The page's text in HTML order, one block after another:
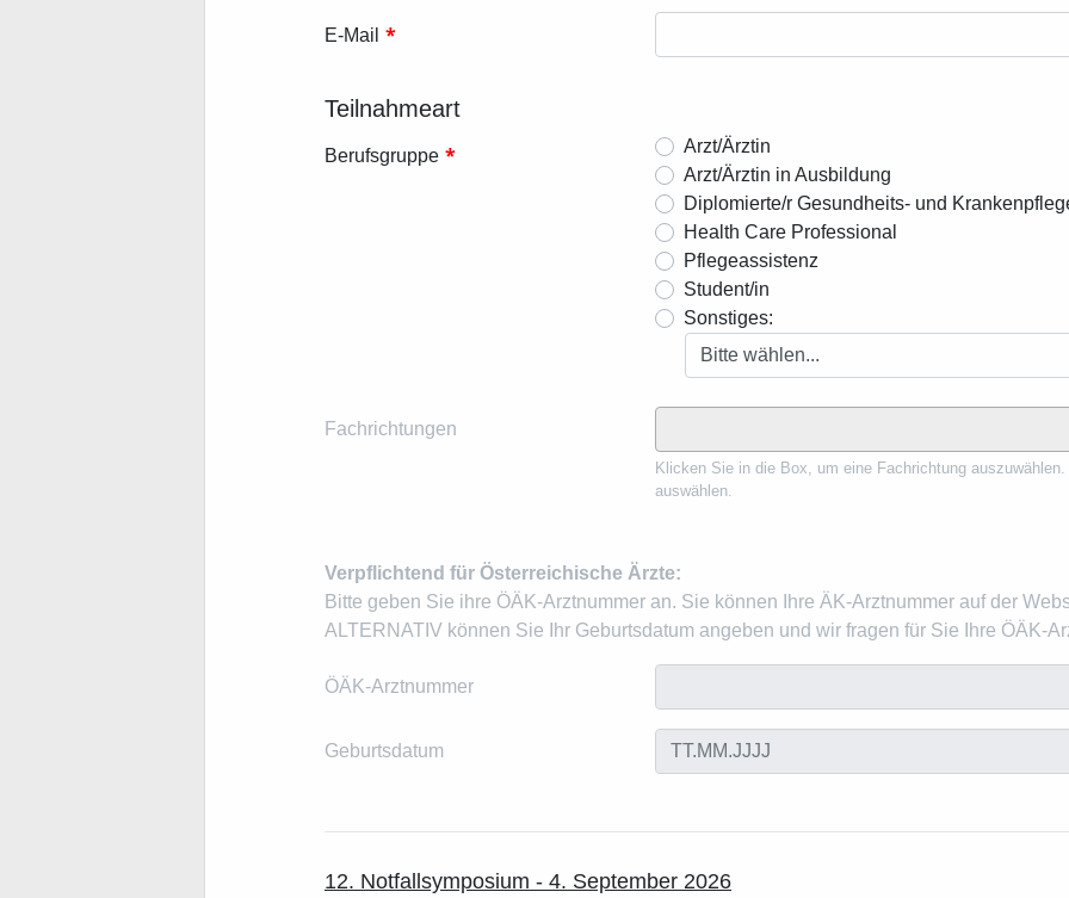
E-Mail *
Teilnahmeart
Berufsgruppe *
Arzt/Ärztin
Arzt/Ärztin in Ausbildung
Diplomierte/r Gesundheits- und
Health Care Professional
Pflegeassistenz
Student/in
Sonstiges:
Fachrichtungen
Klicken Sie in die Box, um eine Fachrichtung
auswählen.
Verpflichtend für Österreichische Ärzte:
Bitte geben Sie ihre ÖÄK-Arztnummer an. Sie können Ihre ÄK-Arztnummer auf der
ALTERNATIV können Sie Ihr Geburtsdatum angeben und wir fragen für Sie Ihre ÖÄK-
ÖÄK-Arztnummer
Geburtsdatum
12. Notfallsymposium - 4. September 2026